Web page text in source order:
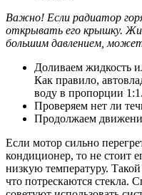
Важно! Если радиатор
открывать его крышку.
большим давлением,
Доливаем жидкость
Как правило,
воду в пропорции 1:1.
Проверяем нет ли
Продолжаем
Если мотор сильно
кондиционер, то не стоит
низкую температуру.
что потрескаются стекла.